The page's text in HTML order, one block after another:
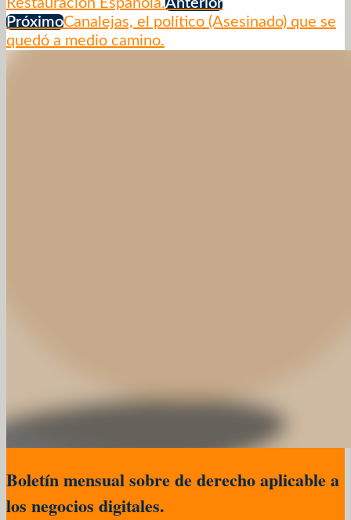
PróximoCanalejas, el político (Asesinado) que se
quedó a medio camino.
Boletín mensual sobre de derecho aplicable a
los negocios digitales.